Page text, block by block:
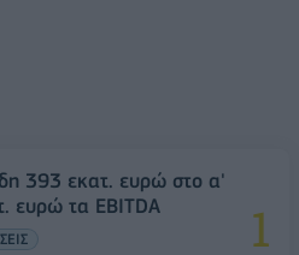
393 εκατ. ευρώ στο α'
ευρώ τα EBITDA